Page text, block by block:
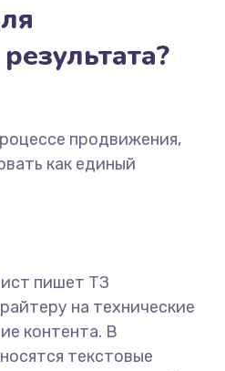
продвижения,
как единый
пишет ТЗ
на технические
контента. В
текстовые